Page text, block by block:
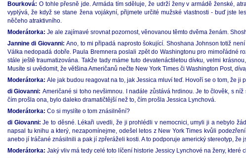
Bourková: O tohle přesně jde. Armáda tím sděluje, že udrží ženy v armádě ženské,
vyplývá, že když se stane žena vojákyní, přijmete určité mužské vlastnosti - buď jste
něčeho atraktivního.
Moderátorka: Je ale zajímavé srovnat pozornost, věnovanou těmto dvěma ženám.
Jannine di Giovanni:Ano, to mi připadá naprosto šokující. Shoshana Johnson totiž
Válka nedopadá dobře. Paula Bremnera poslali zpět do Washingtonu pro mimořádné
stále ještě traumatizována. Takže tady máme tuto devatenáctiletou dívku, velmi
Musíte si uvědomit, že většina Američanů nečte New York Times či Washington Post,
Moderátorka: Ale jak budou reagovat na to, jak Jessica mluví teď. Hovoří se o tom, že
di Giovanni: Američané si toho nevšimnou. I nadále zůstává hrdinou. Je to člověk, s
čím prošla ona, bylo daleko dramatičtější než to, čím prošla Jessica Lynchová.
Moderátorka: Co si myslíte o tom znásilnění?
di Giovanni:Je to děsné. Lékaři uvedli, že ji prohlédli v nemocnici, umyli ji a nebylo
napsal tu knihu a který, nezapomínejme, odešel letos z New York Times kvůli
anebo jí Iráčané znásilnili a pak jí zpřeráželi kosti. A to podporuje americký stereotyp,
Moderátorka: Jaký vliv má tedy celé toto líčení historie Jessicy Lynchové na ženy, které